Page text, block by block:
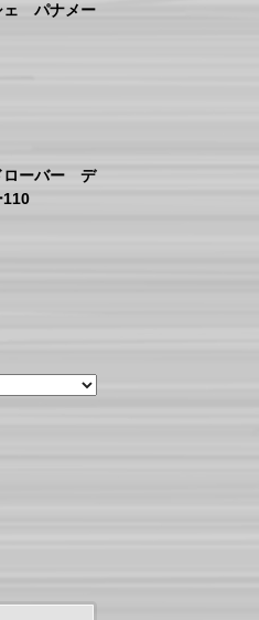
ェ パナメー
ーバー デ
110